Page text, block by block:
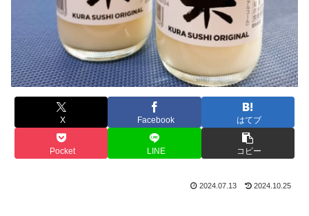
X Facebook はてブ
Pocket LINE コピー
2024.07.13 2024.10.25